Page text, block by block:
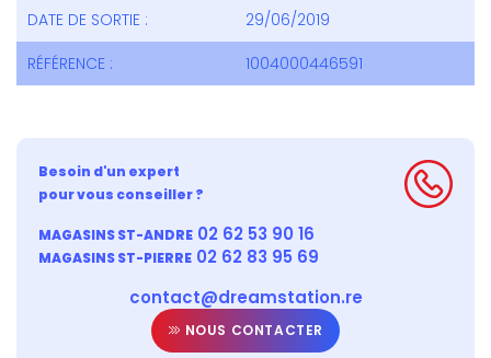
DATE DE SORTIE :
29/06/2019
RÉFÉRENCE :
1004000446591
Besoin d'un expert
pour vous conseiller ?
MAGASINS ST-ANDRE 02 62 53 90 16
MAGASINS ST-PIERRE 02 62 83 95 69
contact@dreamstation.re
NOUS CONTACTER